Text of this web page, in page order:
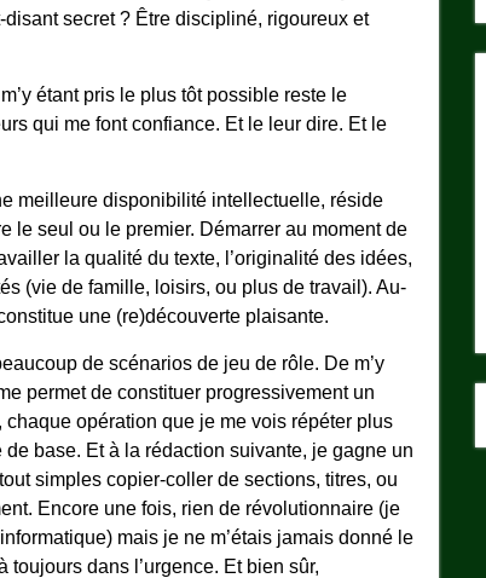
disant secret ? Être discipliné, rigoureux et
étant pris le plus tôt possible reste le
qui me font confiance. Et le leur dire. Et le
meilleure disponibilité intellectuelle, réside
le seul ou le premier. Démarrer au moment de
la qualité du texte, l’originalité des idées,
(vie de famille, loisirs, ou plus de travail). Au-
une (re)découverte plaisante.
de scénarios de jeu de rôle. De m’y
permet de constituer progressivement un
opération que je me vois répéter plus
base. Et à la rédaction suivante, je gagne un
simples copier-coller de sections, titres, ou
Encore une fois, rien de révolutionnaire (je
mais je ne m’étais jamais donné le
dans l’urgence. Et bien sûr,